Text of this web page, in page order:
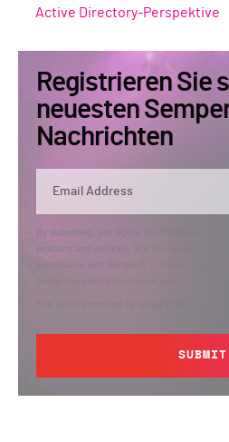
Active Directory-Perspektive
Registrieren Sie
neuesten
Nachrichten
By submitting, you agree that Semperis may
products and services, and use and process
accordance with Semperis’
contacting privacy@semperis.com.
SUBMIT